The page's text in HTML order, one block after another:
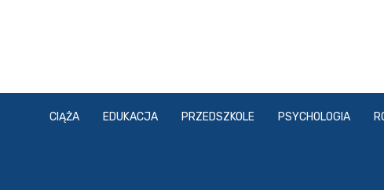
CIĄŻA EDUKACJA PRZEDSZKOLE PSYCHOLOGIA